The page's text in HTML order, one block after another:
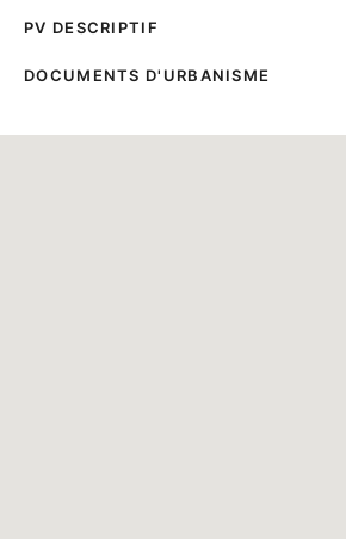
PV DESCRIPTIF
DOCUMENTS D'URBANISME